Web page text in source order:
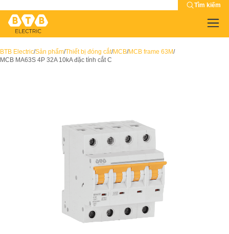
Tìm kiếm
BTB Electric/Sản phẩm/Thiết bị đóng cắt/MCB/MCB frame 63M/
MCB MA63S 4P 32A 10kA đặc tính cắt C